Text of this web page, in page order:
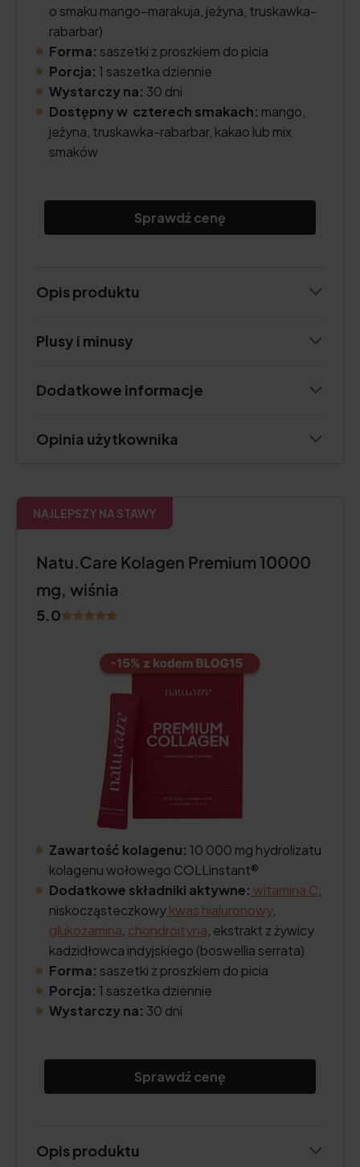
o smaku mango–marakuja, jeżyna, truskawka-
rabarbar)
Forma: saszetki z proszkiem do picia
Porcja: 1 saszetka dziennie
Wystarczy na: 30 dni
Dostępny w czterech smakach: mango,
jeżyna, truskawka-rabarbar, kakao lub mix
smaków
Sprawdź cenę
Opis produktu
Plusy i minusy
Dodatkowe informacje
Opinia użytkownika
NAJLEPSZY NA STAWY
Natu.Care Kolagen Premium 10000
mg, wiśnia
5.0
Zawartość kolagenu: 10 000 mg hydrolizatu
kolagenu wołowego COLLinstant®
Dodatkowe składniki aktywne: witamina C
niskocząsteczkowykwas hialuronowy,
glukozamina chondroityna , ekstrakt z żywicy
kadzidłowca indyjskiego (boswellia serrata)
Forma: saszetki z proszkiem do picia
Porcja: 1 saszetka dziennie
Wystarczy na: 30 dni
Sprawdź cenę
Opis produktu